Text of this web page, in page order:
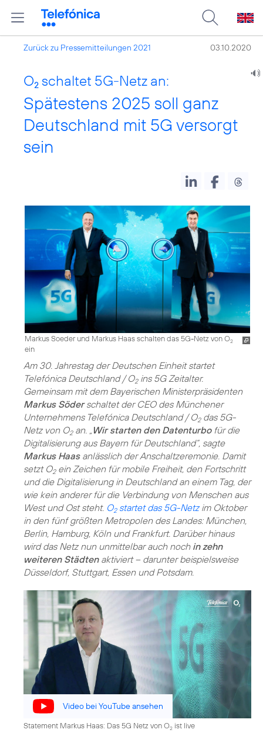
Zurück zu Pressemitteilungen 2021 03.10.2020
O2 schaltet 5G-Netz an:
Spätestens 2025 soll ganz
Deutschland mit 5G versorgt
sein
Markus Soeder und Markus Haas schalten das 5G-Netz von O2
ein
Am 30. Jahrestag der Deutschen Einheit startet
Telefónica Deutschland / O2ins 5G Zeitalter.
Gemeinsam mit dem Bayerischen Ministerpräsidenten
Markus Söderschaltet der CEO des Münchener
Unternehmens Telefónica Deutschland / O2das 5G-
Netz von O2an. „ Wir starten den Datenturbofür die
Digitalisierung aus Bayern für Deutschland“, sagte
Markus Haasanlässlich der Anschaltzeremonie. Damit
setzt O2ein Zeichen für mobile Freiheit, den Fortschritt
und die Digitalisierung in Deutschland an einem Tag, der
wie kein anderer für die Verbindung von Menschen aus
West und Ost steht. O2startet das 5G-Netzim Oktober
in den fünf größten Metropolen des Landes: München,
Berlin, Hamburg, Köln und Frankfurt. Darüber hinaus
wird das Netz nun unmittelbar auch noch in zehn
weiteren Städtenaktiviert – darunter beispielsweise
Düsseldorf, Stuttgart, Essen und Potsdam.
Video bei YouTube ansehen
Statement Markus Haas: Das 5G Netz von O2 ist live